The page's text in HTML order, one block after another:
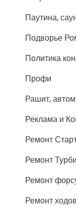
Паутина,
Подворье
Политика
Профи
Рашит,
Реклама и
Ремонт
Ремонт
Ремонт
Ремонт